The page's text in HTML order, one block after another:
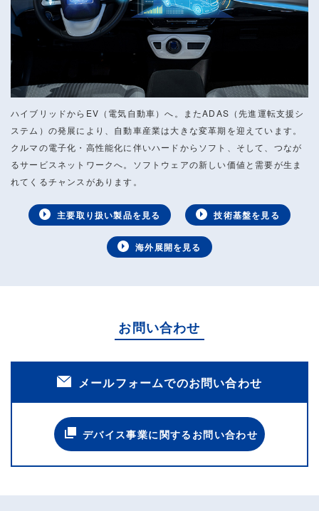
ハイブリッドからEV（電気自動車）へ。またADAS（先進運転支援シ
ステム）の発展により、自動車産業は大きな変革期を迎えています。
クルマの電子化・高性能化に伴いハードからソフト、そして、つなが
るサービスネットワークへ。ソフトウェアの新しい価値と需要が生ま
れてくるチャンスがあります。
主要取り扱い製品を見る 技術基盤を見る
海外展開を見る
お問い合わせ
メールフォームでのお問い合わせ
デバイス事業に関するお問い合わせ